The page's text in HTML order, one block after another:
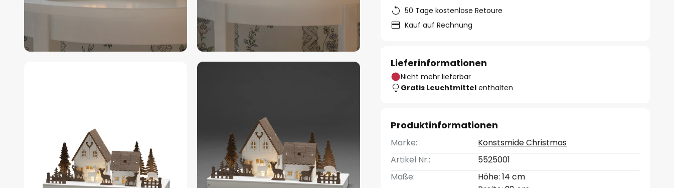
50 Tage kostenlose Retoure
Kauf auf Rechnung
Lieferinformationen
Nicht mehr lieferbar
Gratis Leuchtmittel enthalten
Produktinformationen
Marke:
Konstsmide Christmas
Artikel Nr.:
5525001
Maße:
Höhe: 14 cm